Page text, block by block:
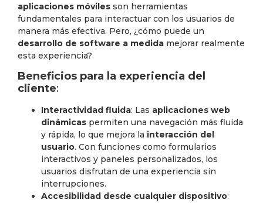
aplicaciones móviles son herramientas
fundamentales para interactuar con los usuarios de
manera más efectiva. Pero, ¿cómo puede un
desarrollo de software a medida mejorar realmente
esta experiencia?
Beneficios para la experiencia del
cliente:
Interactividad fluida: Las aplicaciones web
dinámicas permiten una navegación más fluida
y rápida, lo que mejora la interacción del
usuario. Con funciones como formularios
interactivos y paneles personalizados, los
usuarios disfrutan de una experiencia sin
interrupciones.
Accesibilidad desde cualquier dispositivo: